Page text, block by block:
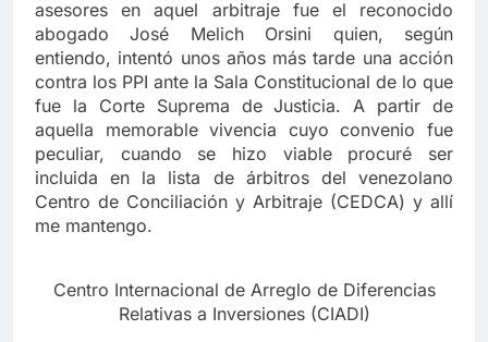
asesores en aquel arbitraje fue el reconocido
abogado José Melich Orsini quien, según
entiendo, intentó unos años más tarde una acción
contra los PPI ante la Sala Constitucional de lo que
fue la Corte Suprema de Justicia. A partir de
aquella memorable vivencia cuyo convenio fue
peculiar, cuando se hizo viable procuré ser
incluida en la lista de árbitros del venezolano
Centro de Conciliación y Arbitraje (CEDCA) y allí
me mantengo.
Centro Internacional de Arreglo de Diferencias
Relativas a Inversiones (CIADI)